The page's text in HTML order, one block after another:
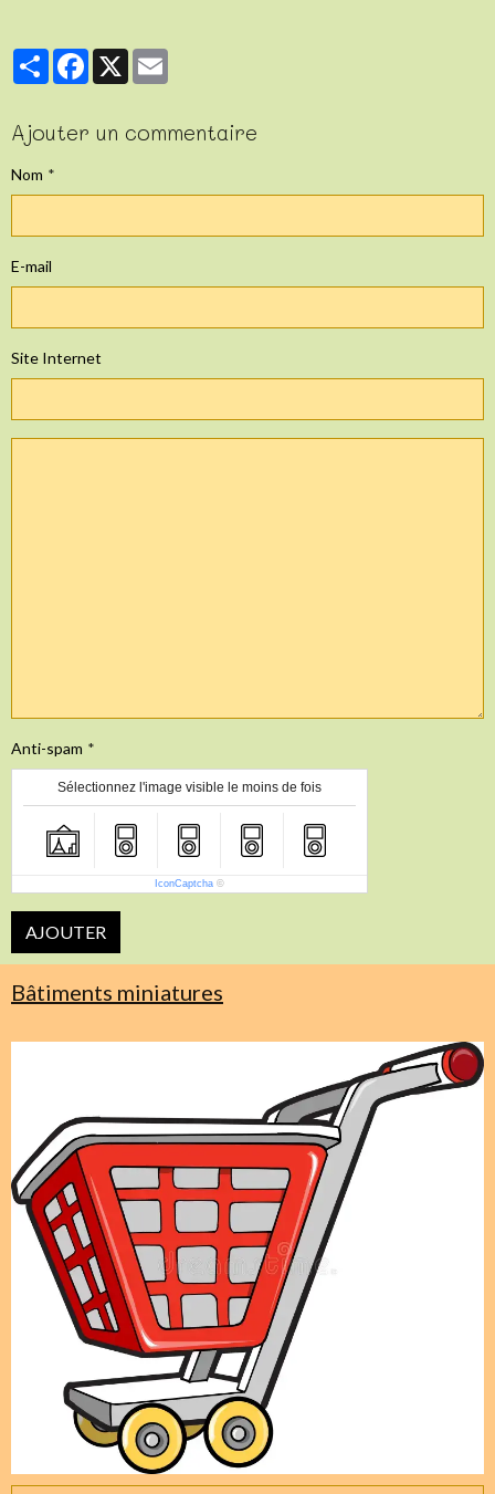
PartagerFacebook
X
Ajouter un commentaire
Nom
E-mail
Site Internet
Anti-spam
Sélectionnez l'image visible le moins de fois
IconCaptcha ©
AJOUTER
Bâtiments miniatures